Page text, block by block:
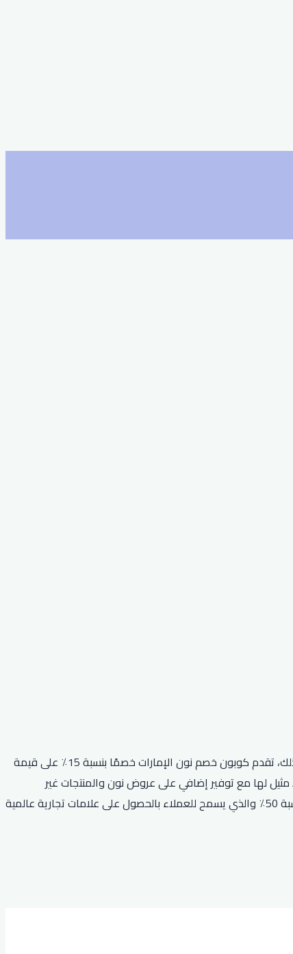
أقوى كود خصم نون متاح هو كود نون (RRF24)، والذي يمكن استخدامه للحصول على خصم إضافي بنسبة 5٪ على جميع المتاجر. بالإضافة إلى ذلك، تقدم كوبون خصم نون الإمارات خصمًا بنسبة 15٪ على قيمة
لها مع توفير إضافي على عروض نون والمنتجات غير
المخفضة. علاوة على ذلك، يمنح خصم نون الحصري للعملاء خصمًا إضافيًا بنسبة 10٪ عند استخدام كوبون RRF24. أخيرًا، يتوفر كود خصم نون بنسبة 50٪ والذي يسمح للعملاء بالحصول على علامات تجارية عالمية